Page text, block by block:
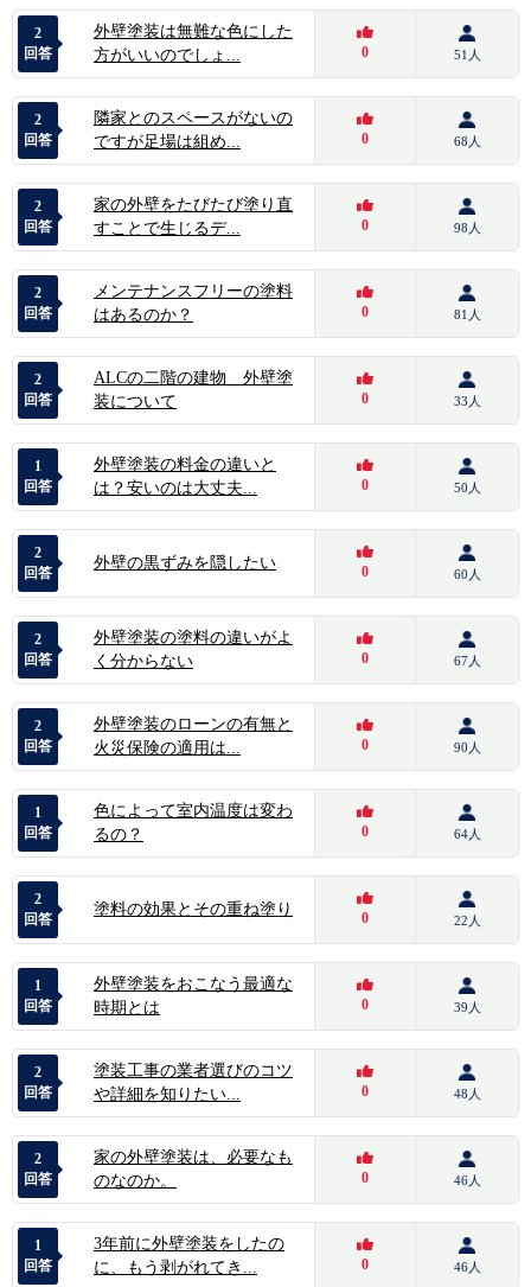
2
回答
外壁塗装は無難な色にした
方がいいのでしょ...
0 51人
2
回答
隣家とのスペースがないの
ですが足場は組め...
0 68人
2
回答
家の外壁をたびたび塗り直
すことで生じるデ...
0 98人
2
回答
メンテナンスフリーの塗料
はあるのか？
0 81人
2
回答
ALCの二階の建物 外壁塗
装について
0 33人
1
回答
外壁塗装の料金の違いと
は？安いのは大丈夫...
0 50人
2
回答
外壁の黒ずみを隠したい 0 60人
2
回答
外壁塗装の塗料の違いがよ
く分からない
0 67人
2
回答
外壁塗装のローンの有無と
火災保険の適用は...
0 90人
1
回答
色によって室内温度は変わ
るの？
0 64人
2
回答
塗料の効果とその重ね塗り 0 22人
1
回答
外壁塗装をおこなう最適な
時期とは
0 39人
2
回答
塗装工事の業者選びのコツ
や詳細を知りたい...
0 48人
2
回答
家の外壁塗装は、必要なも
のなのか。
0 46人
1
回答
3年前に外壁塗装をしたの
に、もう剥がれてき...
0 46人